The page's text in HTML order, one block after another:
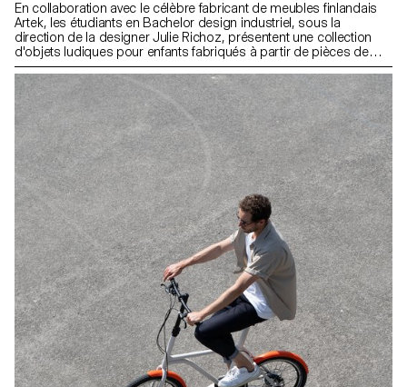
En collaboration avec le célèbre fabricant de meubles finlandais
Artek, les étudiants en Bachelor design industriel, sous la
direction de la designer Julie Richoz, présentent une collection
d'objets ludiques pour enfants fabriqués à partir de pièces de
qualité inférieure, rejetés ou semi-finis. Fidèles à l'esprit d'Artek et
de ses fondateurs, les produits favorisent une fabrication
responsable et cherchent à mettre en valeur les matériaux naturels
qui ont servi à produire ces objets.